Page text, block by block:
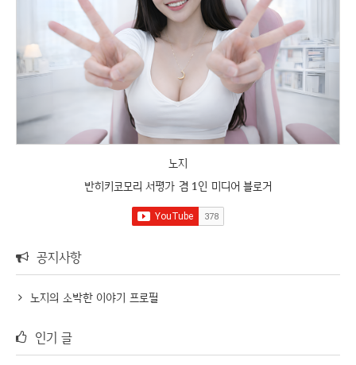
노지
반히키코모리 서평가 겸 1인 미디어 블로거
공지사항
노지의 소박한 이야기 프로필
인기 글